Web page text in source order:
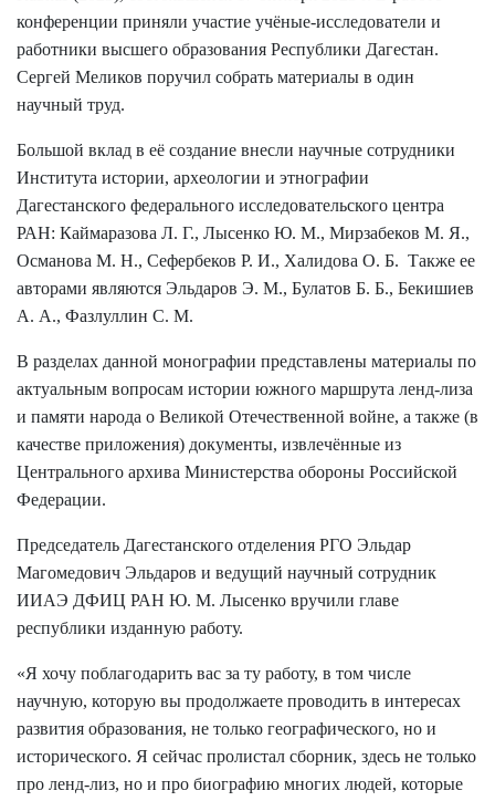
конференции приняли участие учёные-исследователи и
работники высшего образования Республики Дагестан.
Сергей Меликов поручил собрать материалы в один
научный труд.
Большой вклад в её создание внесли научные сотрудники
Института истории, археологии и этнографии
Дагестанского федерального исследовательского центра
РАН: Каймаразова Л. Г., Лысенко Ю. М., Мирзабеков М. Я.,
Османова М. Н., Сефербеков Р. И., Халидова О. Б. Также ее
авторами являются Эльдаров Э. М., Булатов Б. Б., Бекишиев
А. А., Фазлуллин С. М.
В разделах данной монографии представлены материалы по
актуальным вопросам истории южного маршрута ленд-лиза
и памяти народа о Великой Отечественной войне, а также (в
качестве приложения) документы, извлечённые из
Центрального архива Министерства обороны Российской
Федерации.
Председатель Дагестанского отделения РГО Эльдар
Магомедович Эльдаров и ведущий научный сотрудник
ИИАЭ ДФИЦ РАН Ю. М. Лысенко вручили главе
республики изданную работу.
«Я хочу поблагодарить вас за ту работу, в том числе
научную, которую вы продолжаете проводить в интересах
развития образования, не только географического, но и
исторического. Я сейчас пролистал сборник, здесь не только
про ленд-лиз, но и про биографию многих людей, которые